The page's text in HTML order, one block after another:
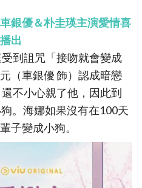
銀優＆朴圭瑛主演愛情喜
出
到詛咒「接吻就會變成
（車銀優 飾）認成暗戀
不小心親了他，因此到
。海娜如果沒有在100天
子變成小狗。